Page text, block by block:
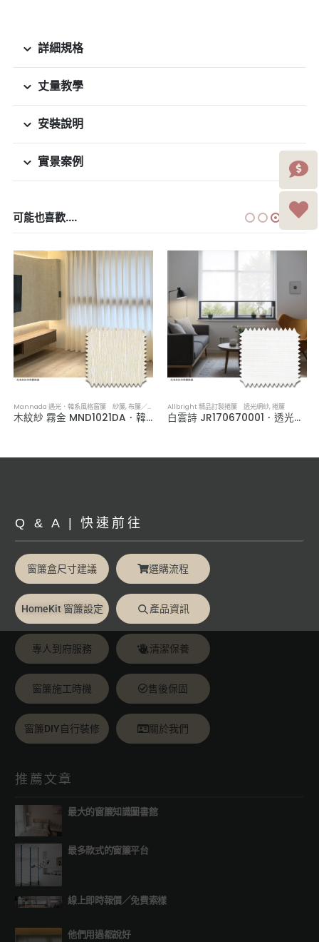
詳細規格
丈量教學
安裝說明
實景案例
可能也喜歡....
Mannada 遇光．韓系風格窗簾 紗簾,布簾／紗簾／窗簾布
木紋紗 霧金 MND1021DA．韓系軟裝透光紗簾
Allbright 精品訂製捲簾 透光網紗,捲簾
白雲詩 JR170670001．透光網紗捲簾
Q & A | 快速前往
窗簾盒尺寸建議 選購流程
HomeKit 窗簾設定 產品資訊
專人到府服務 清潔保養
窗簾施工時機 售後保固
窗簾DIY自行裝修 關於我們
推薦文章
最大的窗簾知識圖書館
最多款式的窗簾平台
線上即時報價／免費索樣
他們用過都說好